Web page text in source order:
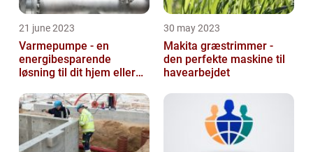
21 june 2023
Varmepumpe - en
energibesparende
løsning til dit hjem eller
30 may 2023
Makita græstrimmer -
den perfekte maskine til
havearbejdet